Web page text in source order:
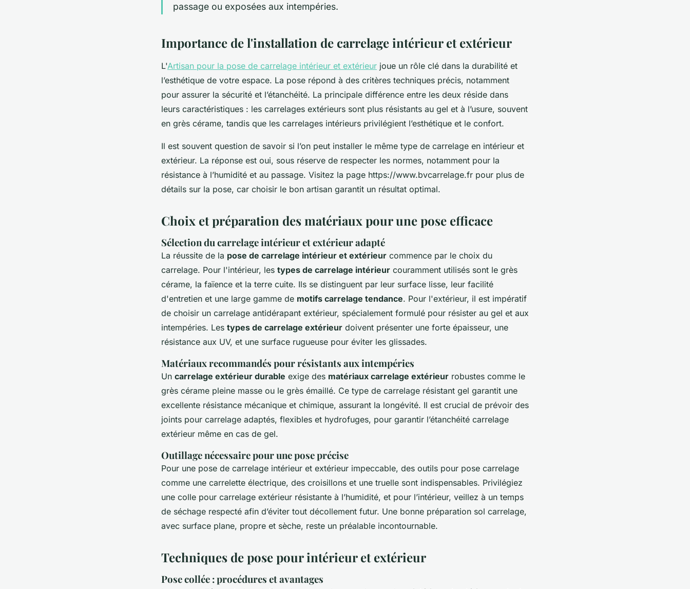
passage ou exposées aux intempéries.
Importance de l'installation de carrelage intérieur et extérieur
L'Artisan pour la pose de carrelage intérieur et extérieur joue un rôle clé dans la durabilité et
l’esthétique de votre espace. La pose répond à des critères techniques précis, notamment
pour assurer la sécurité et l’étanchéité. La principale différence entre les deux réside dans
leurs caractéristiques : les carrelages extérieurs sont plus résistants au gel et à l’usure, souvent
en grès cérame, tandis que les carrelages intérieurs privilégient l’esthétique et le confort.
Il est souvent question de savoir si l’on peut installer le même type de carrelage en intérieur et
extérieur. La réponse est oui, sous réserve de respecter les normes, notamment pour la
résistance à l’humidité et au passage. Visitez la page https://www.bvcarrelage.fr pour plus de
détails sur la pose, car choisir le bon artisan garantit un résultat optimal.
Choix et préparation des matériaux pour une pose efficace
Sélection du carrelage intérieur et extérieur adapté
La réussite de la pose de carrelage intérieur et extérieur commence par le choix du
carrelage. Pour l'intérieur, les types de carrelage intérieur couramment utilisés sont le grès
cérame, la faïence et la terre cuite. Ils se distinguent par leur surface lisse, leur facilité
d'entretien et une large gamme de motifs carrelage tendance. Pour l'extérieur, il est impératif
de choisir un carrelage antidérapant extérieur, spécialement formulé pour résister au gel et aux
intempéries. Les types de carrelage extérieur doivent présenter une forte épaisseur, une
résistance aux UV, et une surface rugueuse pour éviter les glissades.
Matériaux recommandés pour résistants aux intempéries
Un carrelage extérieur durable exige des matériaux carrelage extérieur robustes comme le
grès cérame pleine masse ou le grès émaillé. Ce type de carrelage résistant gel garantit une
excellente résistance mécanique et chimique, assurant la longévité. Il est crucial de prévoir des
joints pour carrelage adaptés, flexibles et hydrofuges, pour garantir l’étanchéité carrelage
extérieur même en cas de gel.
Outillage nécessaire pour une pose précise
Pour une pose de carrelage intérieur et extérieur impeccable, des outils pour pose carrelage
comme une carrelette électrique, des croisillons et une truelle sont indispensables. Privilégiez
une colle pour carrelage extérieur résistante à l’humidité, et pour l’intérieur, veillez à un temps
de séchage respecté afin d’éviter tout décollement futur. Une bonne préparation sol carrelage,
avec surface plane, propre et sèche, reste un préalable incontournable.
Techniques de pose pour intérieur et extérieur
Pose collée : procédures et avantages